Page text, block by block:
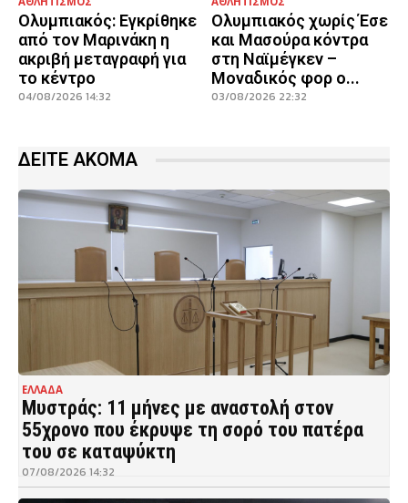
Ολυμπιακός: Εγκρίθηκε
από τον Μαρινάκη η
ακριβή μεταγραφή για
το κέντρο
04/08/2026 14:32
Ολυμπιακός χωρίς Έσε
και Μασούρα κόντρα
στη Ναϊμέγκεν –
Μοναδικός φορ ο...
03/08/2026 22:32
ΔΕΙΤΕ ΑΚΟΜΑ
ΕΛΛΑΔΑ
Μυστράς: 11 μήνες με αναστολή στον
55χρονο που έκρυψε τη σορό του πατέρα
του σε καταψύκτη
07/08/2026 14:32